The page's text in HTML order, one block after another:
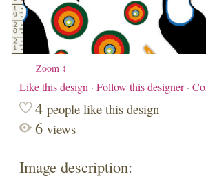
Zoom ↕
Like this design · Follow this designer·
4 people like this design
6 views
Image description: